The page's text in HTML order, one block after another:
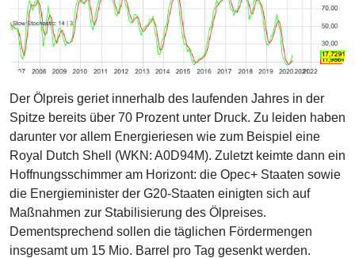
Der Ölpreis geriet innerhalb des laufenden Jahres in der
Spitze bereits über 70 Prozent unter Druck. Zu leiden haben
darunter vor allem Energieriesen wie zum Beispiel eine
Royal Dutch Shell (WKN: A0D94M). Zuletzt keimte dann ein
Hoffnungsschimmer am Horizont: die Opec+ Staaten sowie
die Energieminister der G20-Staaten einigten sich auf
Maßnahmen zur Stabilisierung des Ölpreises.
Dementsprechend sollen die täglichen Fördermengen
insgesamt um 15 Mio. Barrel pro Tag gesenkt werden.